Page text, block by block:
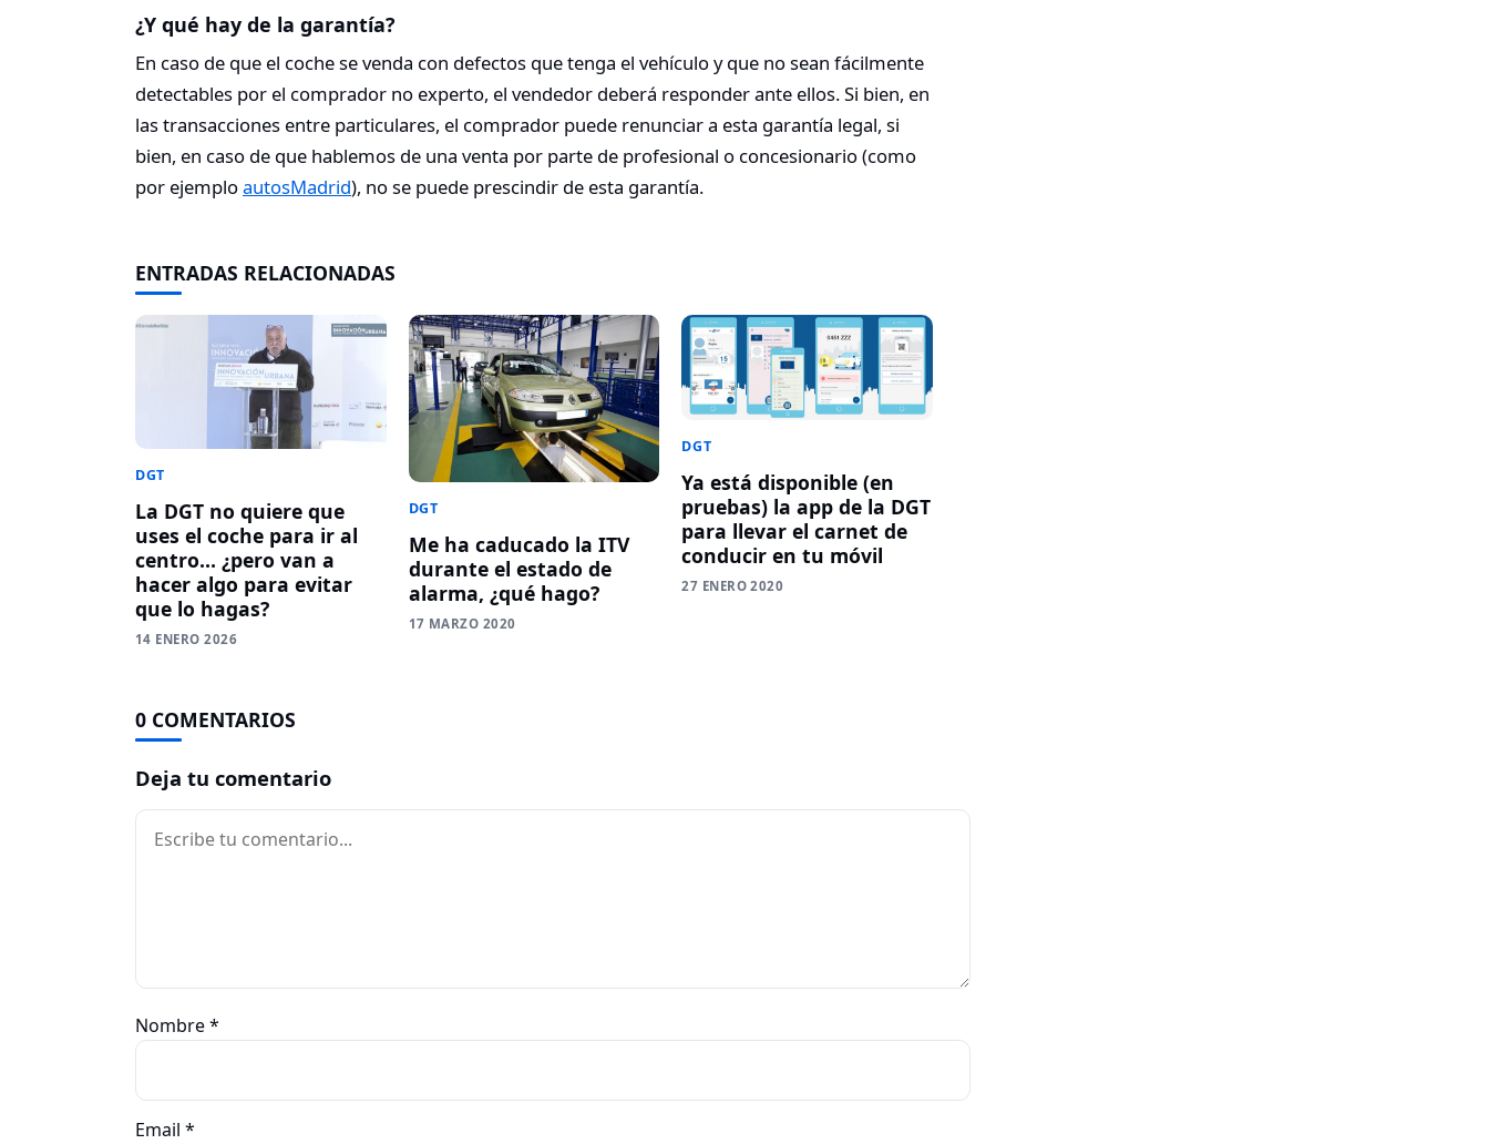
¿Y qué hay de la garantía?
En caso de que el coche se venda con defectos que tenga el vehículo y que no sean fácilmente
detectables por el comprador no experto, el vendedor deberá responder ante ellos. Si bien, en
las transacciones entre particulares, el comprador puede renunciar a esta garantía legal, si
bien, en caso de que hablemos de una venta por parte de profesional o concesionario (como
por ejemploautosMadrid), no se puede prescindir de esta garantía.
ENTRADAS RELACIONADAS
DGT
La DGT no quiere que
uses el coche para ir al
centro… ¿pero van a
hacer algo para evitar
que lo hagas?
14 ENERO 2026
DGT
Me ha caducado la ITV
durante el estado de
alarma, ¿qué hago?
17 MARZO 2020
DGT
Ya está disponible (en
pruebas) la app de la DGT
para llevar el carnet de
conducir en tu móvil
27 ENERO 2020
0 COMENTARIOS
Deja tu comentario
Comentario
Nombre*
Email *